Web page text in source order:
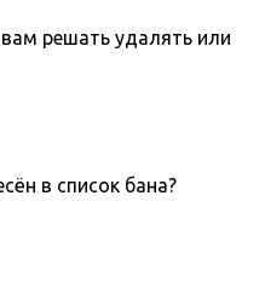
решать удалять или
в список бана?